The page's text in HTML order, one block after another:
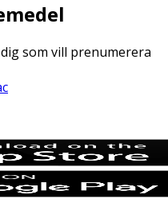
som vill prenumerera